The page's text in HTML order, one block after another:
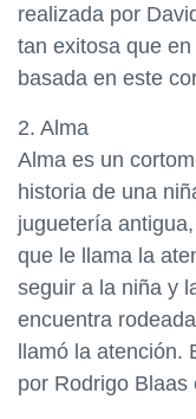
realizada por
tan exitosa que
basada en este
2. Alma
Alma es un
historia de una
juguetería
que le llama la
seguir a la niña y
encuentra
llamó la
por Rodrigo Blaas